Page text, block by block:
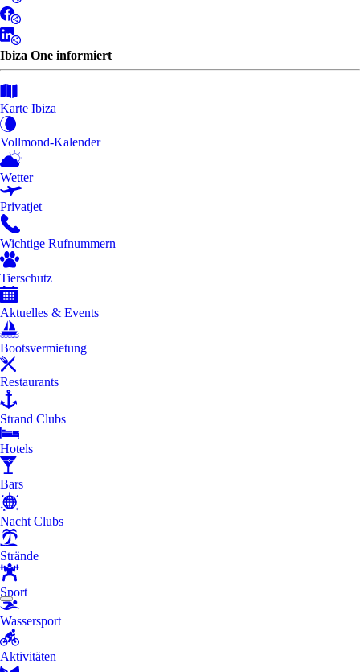
Ibiza One informiert
Karte Ibiza
Vollmond-Kalender
Wetter
Privatjet
Wichtige Rufnummern
Tierschutz
Aktuelles & Events
Bootsvermietung
Restaurants
Strand Clubs
Hotels
Bars
Nacht Clubs
Strände
Sport
Wassersport
Aktivitäten